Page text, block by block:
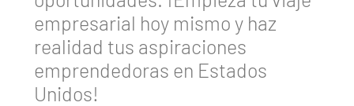
empresarial hoy mismo y haz
realidad tus aspiraciones
emprendedoras en Estados
Unidos!